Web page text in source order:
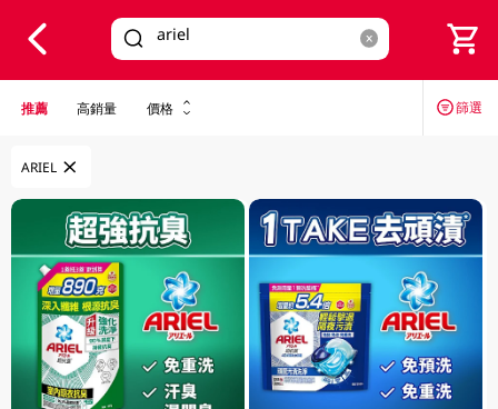
推薦 高銷量 價格 篩選
ARIEL